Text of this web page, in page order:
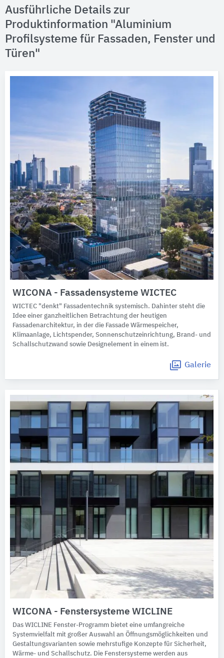
Ausführliche Details zur
Produktinformation "Aluminium
Profilsysteme für Fassaden, Fenster und
Türen"
WICONA - Fassadensysteme WICTEC
WICTEC "denkt" Fassadentechnik systemisch. Dahinter steht die
Idee einer ganzheitlichen Betrachtung der heutigen
Fassadenarchitektur, in der die Fassade Wärmespeicher,
Klimaanlage, Lichtspender, Sonnenschutzeinrichtung, Brand- und
Schallschutzwand sowie Designelement in einem ist.
Galerie
WICONA - Fenstersysteme WICLINE
Das WICLINE Fenster-Programm bietet eine umfangreiche
Systemvielfalt mit großer Auswahl an Öffnungsmöglichkeiten und
Gestaltungsvarianten sowie mehrstufige Konzepte für Sicherheit,
Wärme- und Schallschutz. Die Fenstersysteme werden aus